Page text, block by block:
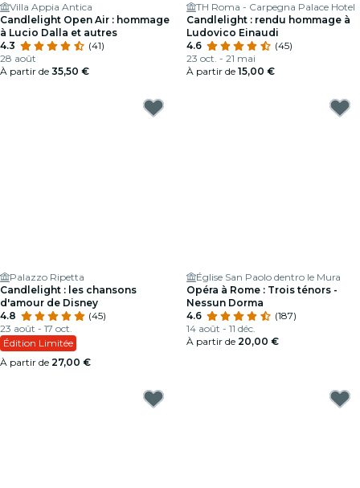
Villa Appia Antica
Candlelight Open Air : hommage
à Lucio Dalla et autres
4.3
(41)
28 août
À partir de 35,50 €
TH Roma - Carpegna Palace Hotel
Candlelight : rendu hommage à
Ludovico Einaudi
4.6
(45)
23 oct. - 21 mai
À partir de 15,00 €
Palazzo Ripetta
Candlelight : les chansons
d'amour de Disney
4.8
(45)
23 août - 17 oct.
Édition Limitée
À partir de 27,00 €
Église San Paolo dentro le Mura
Opéra à Rome : Trois ténors -
Nessun Dorma
4.6
(187)
14 août - 11 déc.
À partir de 20,00 €